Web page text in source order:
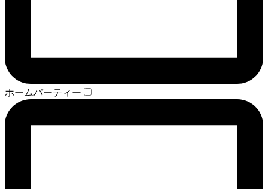
ホームパーティー